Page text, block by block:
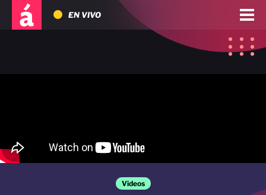
EN VIVO
Videos